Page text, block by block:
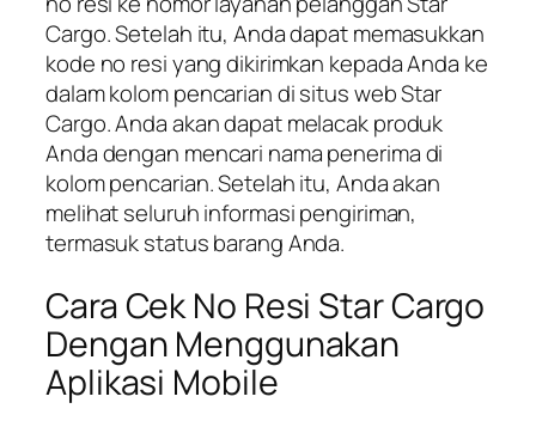
Cargo. Setelah itu, Anda dapat memasukkan
kode no resi yang dikirimkan kepada Anda ke
dalam kolom pencarian di situs web Star
Cargo. Anda akan dapat melacak produk
Anda dengan mencari nama penerima di
kolom pencarian. Setelah itu, Anda akan
melihat seluruh informasi pengiriman,
termasuk status barang Anda.
Cara Cek No Resi Star Cargo
Dengan Menggunakan
Aplikasi Mobile